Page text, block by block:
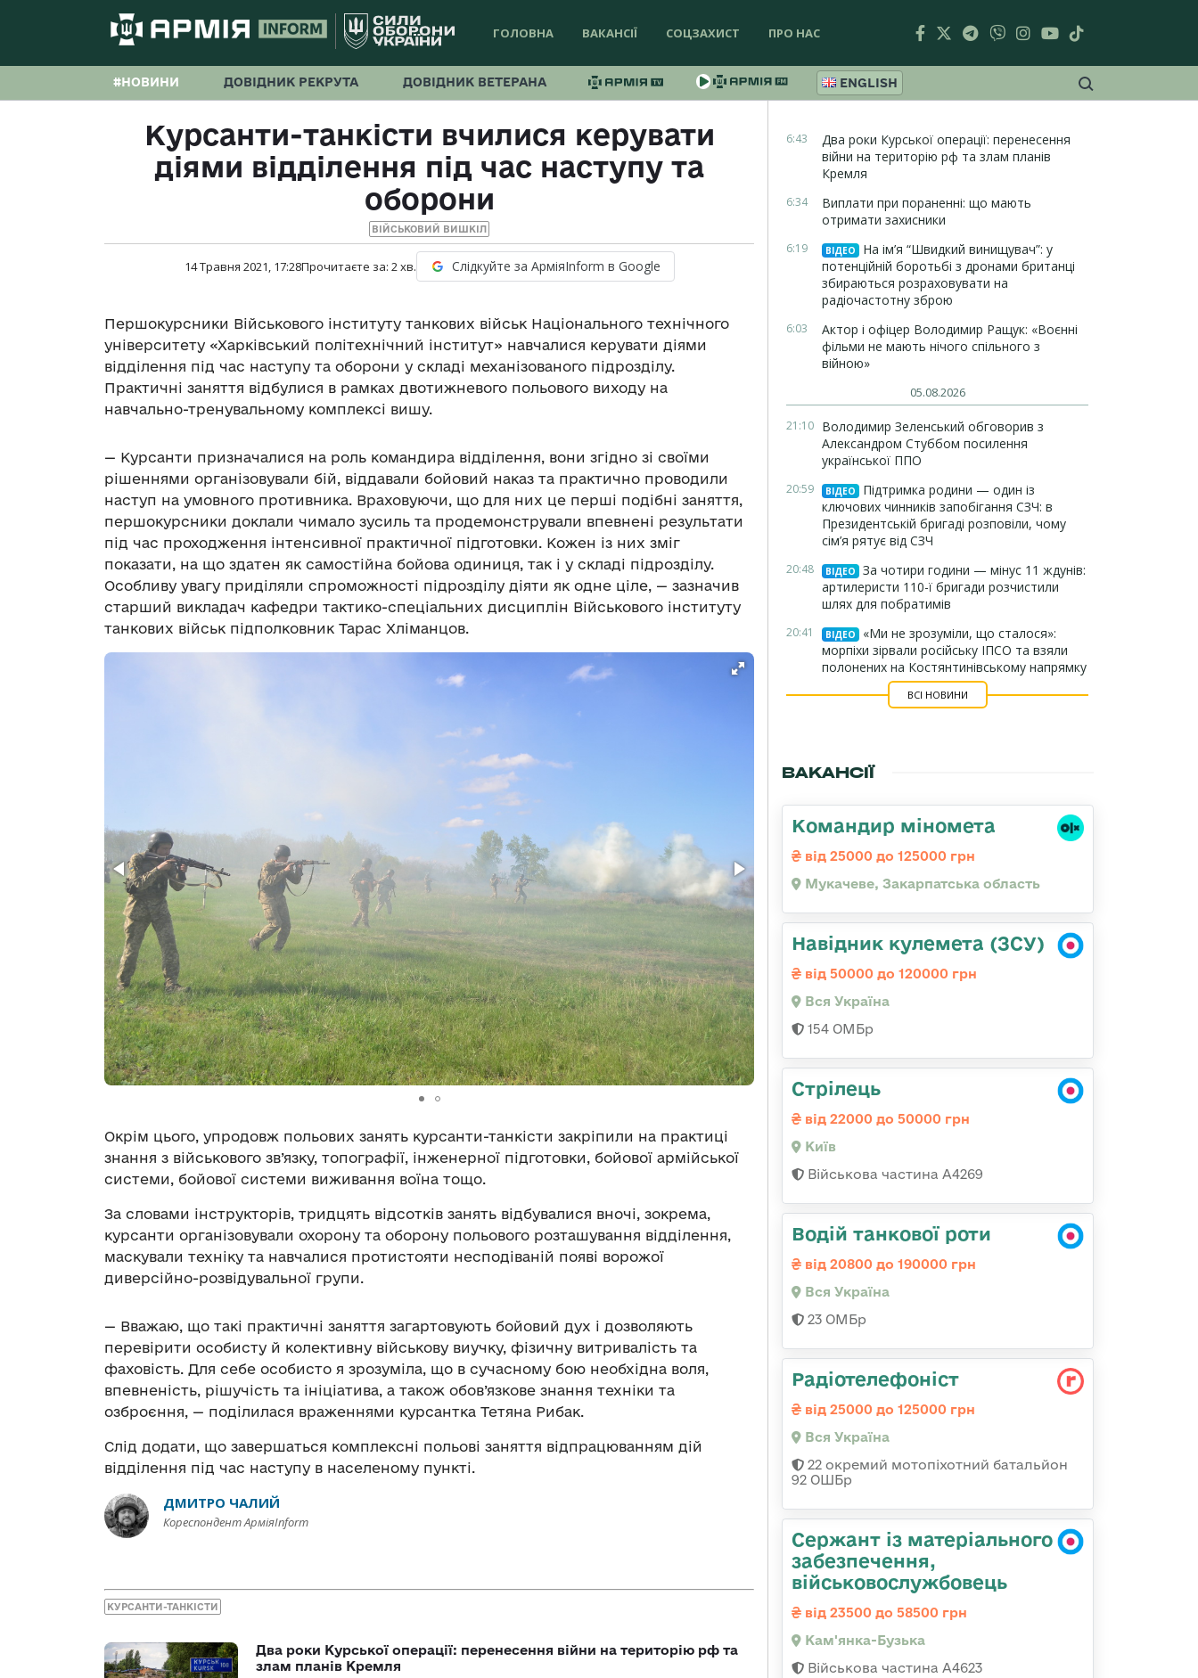
ГОЛОВНА ВАКАНСІЇ СОЦЗАХИСТ ПРО НАС
#НОВИНИ ДОВІДНИК РЕКРУТА ДОВІДНИК ВЕТЕРАНА ENGLISH
Курсанти-танкісти вчилися керувати
діями відділення під час наступу та
оборони
ВІЙСЬКОВИЙ ВИШКІЛ
14 Травня 2021, 17:28Прочитаєте за: 2хв. Слідкуйте за АрміяInform в Google
Першокурсники Військового інституту танкових військ Національного технічного
університету «Харківський політехнічний інститут» навчалися керувати діями
відділення під час наступу та оборони у складі механізованого підрозділу.
Практичні заняття відбулися в рамках двотижневого польового виходу на
навчально-тренувальному комплексі вишу.
— Курсанти призначалися на роль командира відділення, вони згідно зі своїми
рішеннями організовували бій, віддавали бойовий наказ та практично проводили
наступ на умовного противника. Враховуючи, що для них це перші подібні заняття,
першокурсники доклали чимало зусиль та продемонстрували впевнені результати
під час проходження інтенсивної практичної підготовки. Кожен із них зміг
показати, на що здатен як самостійна бойова одиниця, так і у складі підрозділу.
Особливу увагу приділяли спроможності підрозділу діяти як одне ціле, — зазначив
старший викладач кафедри тактико-спеціальних дисциплін Військового інституту
танкових військ підполковник Тарас Хліманцов.
Окрім цього, упродовж польових занять курсанти-танкісти закріпили на практиці
знання з військового зв’язку, топографії, інженерної підготовки, бойової армійської
системи, бойової системи виживання воїна тощо.
За словами інструкторів, тридцять відсотків занять відбувалися вночі, зокрема,
курсанти організовували охорону та оборону польового розташування відділення,
маскували техніку та навчалися протистояти несподіваній появі ворожої
диверсійно-розвідувальної групи.
— Вважаю, що такі практичні заняття загартовують бойовий дух і дозволяють
перевірити особисту й колективну військову виучку, фізичну витривалість та
фаховість. Для себе особисто я зрозуміла, що в сучасному бою необхідна воля,
впевненість, рішучість та ініціатива, а також обов’язкове знання техніки та
озброєння, — поділилася враженнями курсантка Тетяна Рибак.
Слід додати, що завершаться комплексні польові заняття відпрацюванням дій
відділення під час наступу в населеному пункті.
ДМИТРО ЧАЛИЙ
Кореспондент АрміяInform
КУРСАНТИ-ТАНКІСТИ
Два роки Курської операції: перенесення війни на територію рф та
злам планів Кремля
6:43
Два роки Курської операції: перенесення
війни на територію рф та злам планів
Кремля
6:34
Виплати при пораненні: що мають
отримати захисники
6:19 ВІДЕО
На ім’я “Швидкий винищувач”: у
потенційній боротьбі з дронами британці
збираються розраховувати на
радіочастотну зброю
6:03
Актор і офіцер Володимир Ращук: «Воєнні
фільми не мають нічого спільного з
війною»
05.08.2026
21:10 Володимир Зеленський обговорив з
Александром Стуббом посилення
української ППО
20:59 ВІДЕО
Підтримка родини — один із
ключових чинників запобігання СЗЧ: в
Президентській бригаді розповіли, чому
сім’я рятує від СЗЧ
20:48 ВІДЕО
За чотири години — мінус 11 ждунів:
артилеристи 110-ї бригади розчистили
шлях для побратимів
20:41 ВІДЕО
«Ми не зрозуміли, що сталося»:
морпіхи зірвали російську ІПСО та взяли
полонених на Костянтинівському напрямку
ВСІ НОВИНИ
ВАКАНСІЇ
Командир міномета
від 25000 до 125000 грн
Мукачеве, Закарпатська область
Навідник кулемета (ЗСУ)
від 50000 до 120000 грн
Вся Україна
154 ОМБр
Стрілець
від 22000 до 50000 грн
Київ
Військова частина А4269
Водій танкової роти
від 20800 до 190000 грн
Вся Україна
23 ОМБр
Радіотелефоніст
від 25000 до 125000 грн
Вся Україна
22 окремий мотопіхотний батальйон
92 ОШБр
Сержант із матеріального
забезпечення,
військовослужбовець
від 23500 до 58500 грн
Кам'янка-Бузька
Військова частина А4623